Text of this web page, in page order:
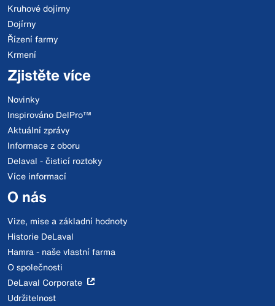
Kruhové dojírny
Dojírny
Řízení farmy
Krmení
Zjistěte více
Novinky
Inspirováno DelPro™
Aktuální zprávy
Informace z oboru
Delaval - čisticí roztoky
Více informací
O nás
Vize, mise a základní hodnoty
Historie DeLaval
Hamra - naše vlastní farma
O společnosti
DeLaval Corporate
Udržitelnost